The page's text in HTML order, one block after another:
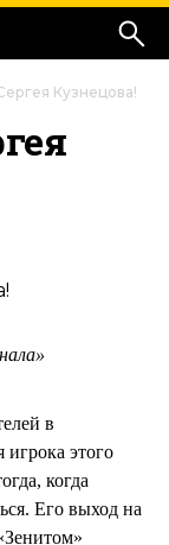
Кузнецова!
в
этого
когда
Его выход на